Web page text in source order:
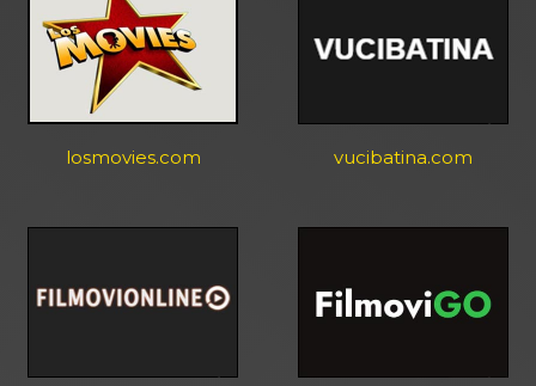
losmovies.com vucibatina.com